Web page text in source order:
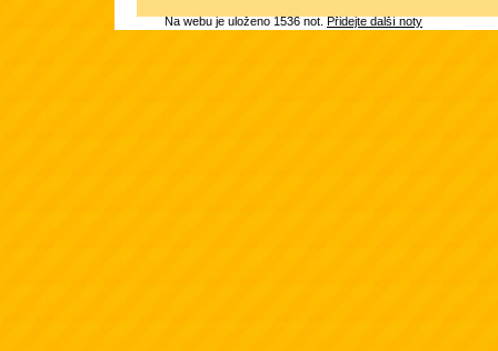
Na webu je uloženo 1536 not.Přidejte další noty